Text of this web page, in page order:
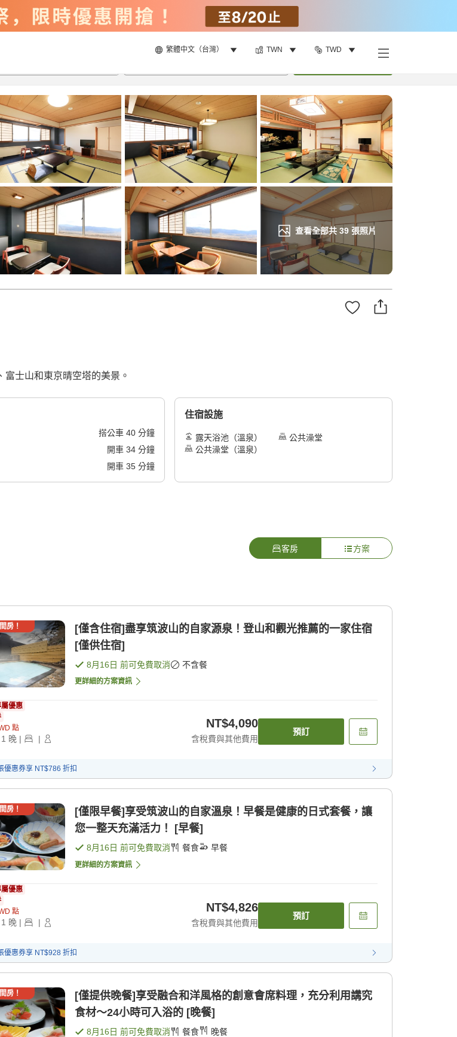
繁體中文（台灣） TWN TWD
查看全部共 39張照片
士山和東京晴空塔的美景。
搭公車 40分鐘
開車 34分鐘
開車 35分鐘
住宿設施
露天浴池（溫泉）
公共澡堂
公共澡堂（溫泉）
客房 方案
房！
[僅含住宿]盡享筑波山的自家源泉！登山和觀光推薦的一家住宿
[僅供住宿]
8月16日 前可免費取消 不含餐
更詳細的方案資訊
優惠
點
1 晚 | |
NT$4,090
含稅費與其他費用
預訂
優惠券享 NT$786 折扣
房！
[僅限早餐]享受筑波山的自家溫泉！早餐是健康的日式套餐，讓
您一整天充滿活力！ [早餐]
8月16日 前可免費取消 餐食 早餐
更詳細的方案資訊
優惠
點
1 晚 | |
NT$4,826
含稅費與其他費用
預訂
優惠券享 NT$928 折扣
間房！
[僅提供晚餐]享受融合和洋風格的創意會席料理，充分利用講究
食材〜24小時可入浴的 [晚餐]
8月16日 前可免費取消 餐食 晚餐